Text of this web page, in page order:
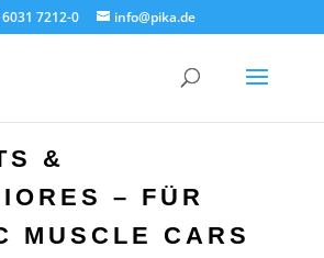
7212-0 info@pika.de
&
– FÜR
MUSCLE CARS